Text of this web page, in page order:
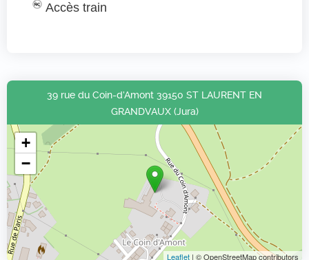
Accès train
39 rue du Coin-d’Amont 39150 ST LAURENT EN
GRANDVAUX (Jura)
+
−
Leaflet | © OpenStreetMap contributors